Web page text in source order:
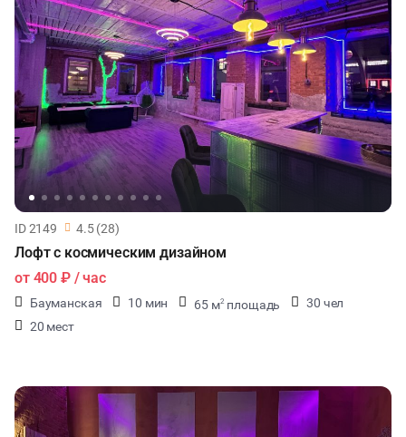
ID 2149 4.5 (28)
Лофт с космическим дизайном
от 400 ₽/ час
Бауманская 10 мин 65 м2 площадь
30 чел
20 мест